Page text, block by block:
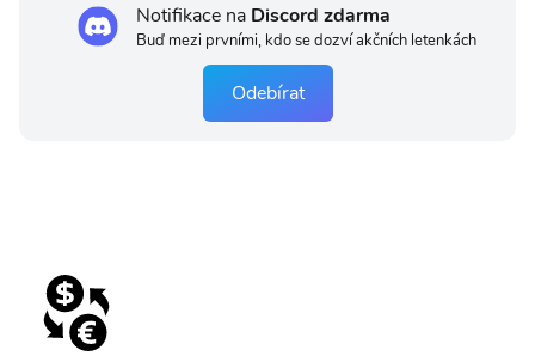
Notifikace na Discord zdarma
Buď mezi prvními, kdo se dozví akčních letenkách
Odebírat